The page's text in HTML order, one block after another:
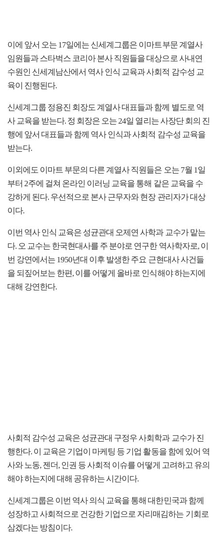
이에 앞서 오는 17일에는 신세계그룹은 이마트부문 계열사
임원들과 스타벅스 코리아 본사 직원들을 대상으로 사내연
수원인 신세계남산에서 역사 인식 교육과 사회적 감수성 교
육이 진행된다.
신세계그룹 정용진 회장도 계열사 대표들과 함께 별도로 역
사 교육을 받는다. 정 회장은 오는 24일 열리는 사장단 회의 진
행에 앞서 대표들과 함께 역사 인식과 사회적 감수성 교육을
받는다.
이외에도 이마트 부문의 다른 계열사 직원들은 오는 7월 1일
부터 2주에 걸쳐 온라인 이러닝 교육을 통해 같은 교육을 수
강하게 된다. 우선적으로 본사 근무자와 현장 관리자가 대상
이다.
이번 역사 인식 교육은 성균관대 오제연 사학과 교수가 맡는
다. 오 교수는 한국현대사를 주 분야로 연구한 역사학자로, 이
번 강연에서는 1950년대 이후 발생한 주요 근현대사 사건들
을 되짚어보는 한편, 이를 어떻게 올바로 인식해야 하는지에
대해 강연한다.
사회적 감수성 교육은 성균관대 구정우 사회학과 교수가 진
행한다. 이 교육은 기업이 마케팅 등 기업 활동을 함에 있어 역
사와 노동, 젠더, 인권 등 사회적 이슈를 어떻게 고려하고 유의
해야 하는지에 대해 공유하는 시간이다.
신세계그룹은 이번 역사 의식 교육을 통해 대한민국과 함께
성장하고 사회적으로 건강한 기업으로 자리매김하는 기회로
삼겠다는 방침이다.